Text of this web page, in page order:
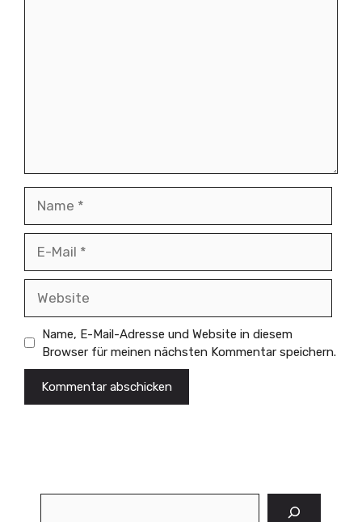
Mail
Name, E-Mail-Adresse und Website in diesem
Browser für meinen nächsten Kommentar speichern.